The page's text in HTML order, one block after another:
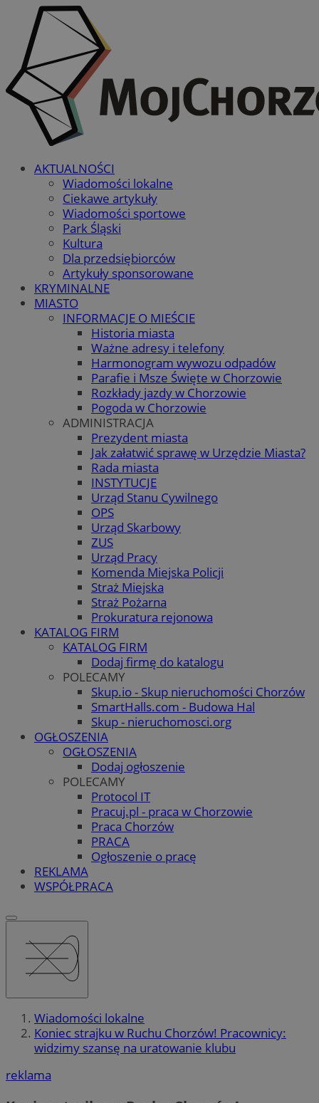
AKTUALNOŚCI
Wiadomości lokalne
Ciekawe artykuły
Wiadomości sportowe
Park Śląski
Kultura
Dla przedsiębiorców
Artykuły sponsorowane
KRYMINALNE
MIASTO
INFORMACJE O MIEŚCIE
Historia miasta
Ważne adresy i telefony
Harmonogram wywozu odpadów
Parafie i Msze Święte w Chorzowie
Rozkłady jazdy w Chorzowie
Pogoda w Chorzowie
ADMINISTRACJA
Prezydent miasta
Jak załatwić sprawę w Urzędzie Miasta?
Rada miasta
INSTYTUCJE
Urząd Stanu Cywilnego
OPS
Urząd Skarbowy
ZUS
Urząd Pracy
Komenda Miejska Policji
Straż Miejska
Straż Pożarna
Prokuratura rejonowa
KATALOG FIRM
KATALOG FIRM
Dodaj firmę do katalogu
POLECAMY
Skup.io - Skup nieruchomości Chorzów
SmartHalls.com - Budowa Hal
Skup - nieruchomosci.org
OGŁOSZENIA
OGŁOSZENIA
Dodaj ogłoszenie
POLECAMY
Protocol IT
Pracuj.pl - praca w Chorzowie
Praca Chorzów
PRACA
Ogłoszenie o pracę
REKLAMA
WSPÓŁPRACA
Wiadomości lokalne
Koniec strajku w Ruchu Chorzów! Pracownicy:
widzimy szansę na uratowanie klubu
reklama